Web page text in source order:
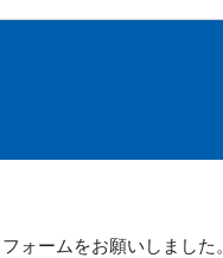
ォームをお願いしました。